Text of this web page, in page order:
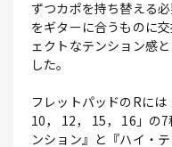
ずつカポを持ち替える
をギターに合うものに
ェクトなテンション感
した。
フレットパッドのRに
10， 12， 15， 16」の
ンション』と『ハイ・